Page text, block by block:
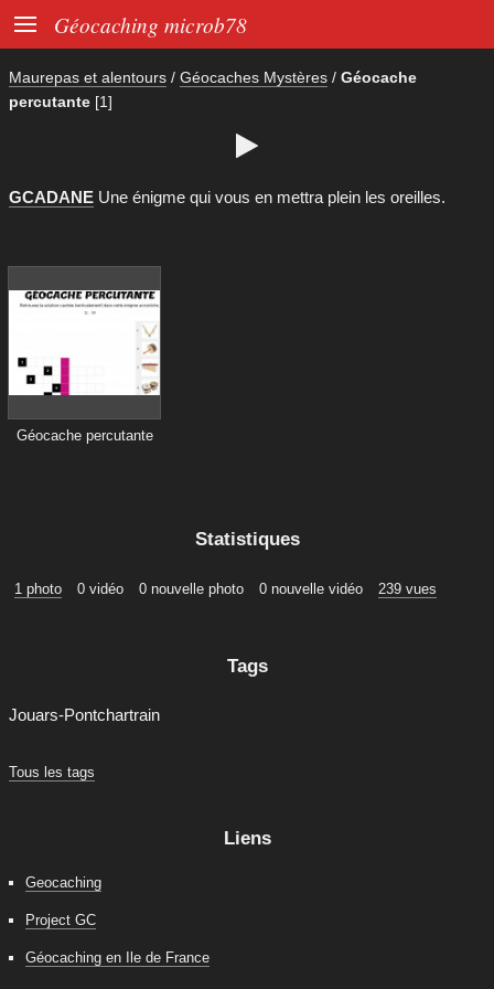
 Géocaching microb78
Maurepas et alentours / Géocaches Mystères / Géocache
percutante [1]

GCADANE Une énigme qui vous en mettra plein les oreilles.
Géocache percutante
Statistiques
1 photo 0 vidéo 0 nouvelle photo 0 nouvelle vidéo 239 vues
Tags
Jouars-Pontchartrain
Tous les tags
Liens
Geocaching
Project GC
Géocaching en Ile de France